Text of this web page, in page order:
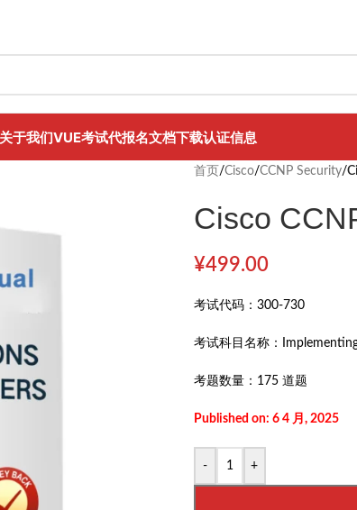
关于我们VUE考试代报名文档下载认证信息
首页 /Cisco/CCNP Security/
Cisco
¥499.00
考试代码： 300-730
考试科目名称：
考题数量： 175 道题
Published on: 6 4 月, 2025
- +